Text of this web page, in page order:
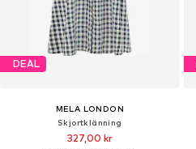
DEAL
MELA LONDON
Skjortklänning
327,00 kr